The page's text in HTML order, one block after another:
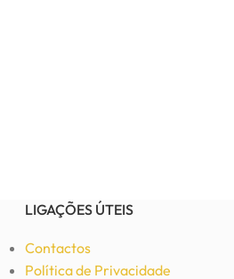
LIGAÇÕES ÚTEIS
Contactos
Política de Privacidade